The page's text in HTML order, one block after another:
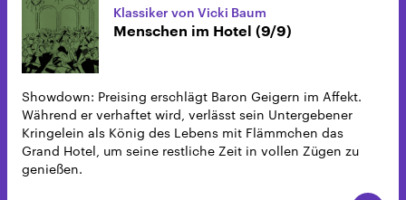
Klassiker von Vicki Baum
Menschen im Hotel (9/9)
Showdown: Preising erschlägt Baron Geigern im Affekt.
Während er verhaftet wird, verlässt sein Untergebener
Kringelein als König des Lebens mit Flämmchen das
Grand Hotel, um seine restliche Zeit in vollen Zügen zu
genießen.